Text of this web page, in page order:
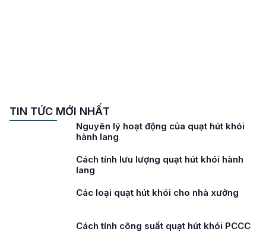
TIN TỨC MỚI NHẤT
Nguyên lý hoạt động của quạt hút khói
hành lang
Cách tính lưu lượng quạt hút khói hành
lang
Các loại quạt hút khói cho nhà xưởng
Cách tính công suất quạt hút khói PCCC